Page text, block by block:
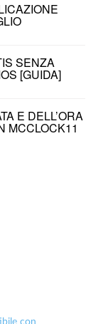
SENZA
[GUIDA]
E DELL’ORA
MCCLOCK11
con